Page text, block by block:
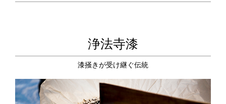
浄法寺漆
漆掻きが受け継ぐ伝統